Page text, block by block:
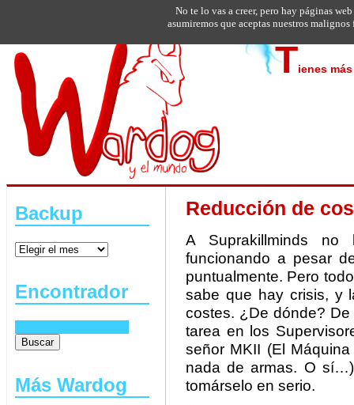
Tienes
Backup
Encontrador
Más Wardog
Reducción de
A Suprakillminds
funcionando a pesar
puntualmente. Pero
sabe que hay crisis, y
costes. ¿De dónde?
tarea en los
señor MKII (El
nada de armas. O
tomárselo en serio.
No te lo vas a creer, pero hay páginas
asumiremos que aceptas nuestros